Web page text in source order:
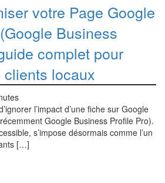
votre Page Google
Business
complet pour
locaux
l’impact d’une fiche sur Google
Google Business Profile Pro).
s’impose désormais comme l’un
[…]